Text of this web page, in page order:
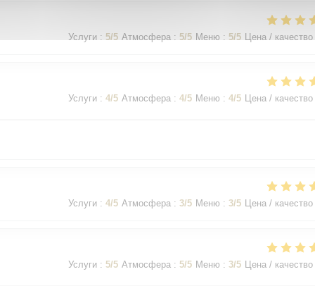
Услуги : 5/5 Атмосфера : 5/5 Меню : 5/5 Цена / качество
Услуги : 4/5 Атмосфера : 4/5 Меню : 4/5 Цена / качество
Услуги : 4/5 Атмосфера : 3/5 Меню : 3/5 Цена / качество
Услуги : 5/5 Атмосфера : 5/5 Меню : 3/5 Цена / качество